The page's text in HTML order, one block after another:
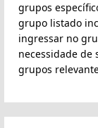
grupos
grupo listado
ingressar no
necessidade de
grupos